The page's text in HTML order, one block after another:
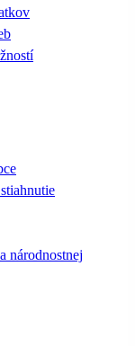
národnostnej